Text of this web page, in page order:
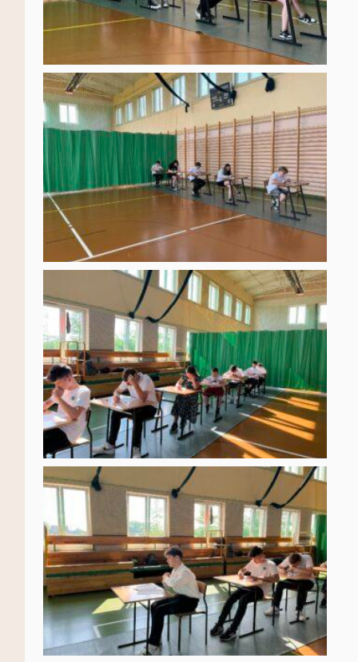
Ta strona korzysta z ciasteczek aby świadczyć usługi na